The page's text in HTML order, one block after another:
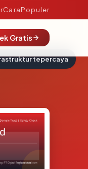
CaraPopuler
Gratis
tepercaya